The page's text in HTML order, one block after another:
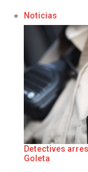
Respecto a
Noticias
Detectives
Goleta